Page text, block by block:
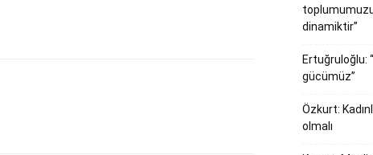
dinamiktir”
Ertuğruloğlu:
gücümüz”
Özkurt:
olmalı